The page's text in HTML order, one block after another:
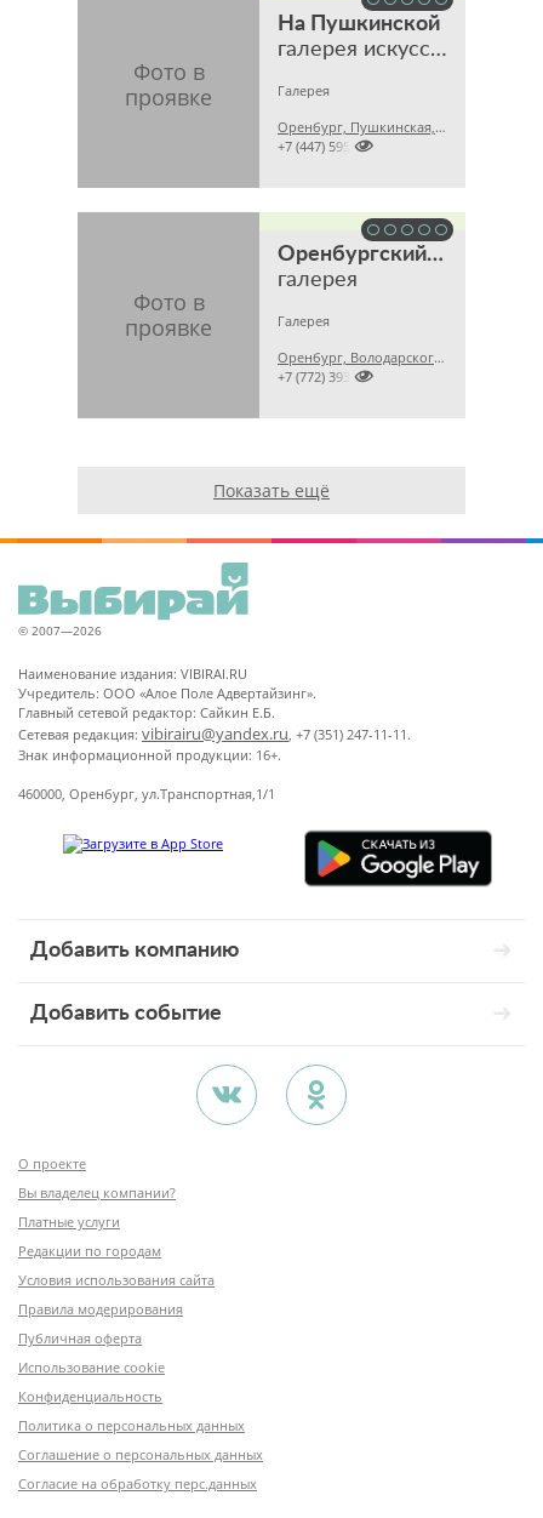
На Пушкинской
галерея искусств
Галерея
Оренбург, Пушкинская, 26

+7 (447) 595
Оренбургский пуховый платок
галерея
Галерея
Оренбург, Володарского, 13

+7 (772) 393
Показать ещё
© 2007—2026
Наименование издания: VIBIRAI.RU
Учредитель: ООО «Алое Поле Адвертайзинг».
Главный сетевой редактор: Сайкин Е.Б.
Сетевая редакция: vibirairu@yandex.ru, +7 (351) 247-11-11.
Знак информационной продукции: 16+.
460000, Оренбург, ул.Транспортная,1/1
Добавить компанию
Добавить событие
О проекте
Вы владелец компании?
Платные услуги
Редакции по городам
Условия использования сайта
Правила модерирования
Публичная оферта
Использование cookie
Конфиденциальность
Политика о персональных данных
Соглашение о персональных данных
Согласие на обработку перс.данных